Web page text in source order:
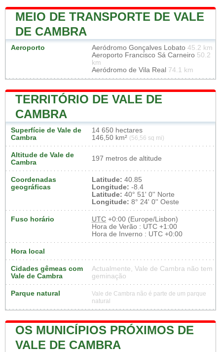
MEIO DE TRANSPORTE DE VALE
DE CAMBRA
Aeroporto Aeródromo Gonçalves Lobato 45.2 km
Aeroporto Francisco Sá Carneiro 50.2
km
Aeródromo de Vila Real 74.1 km
TERRITÓRIO DE VALE DE
CAMBRA
Superfície de Vale de
Cambra
14 650 hectares
146,50 km² (56,56 sq mi)
Altitude de Vale de
Cambra
197 metros de altitude
Coordenadas
geográficas
Latitude: 40.85
Longitude: -8.4
Latitude: 40° 51' 0'' Norte
Longitude: 8° 24' 0'' Oeste
Fuso horário UTC +0:00 (Europe/Lisbon)
Hora de Verão : UTC +1:00
Hora de Inverno : UTC +0:00
Hora local
Cidades gêmeas com
Vale de Cambra
Actualmente, Vale de Cambra não tem
geminação
Parque natural
Vale de Cambra não é parte de um parque
natural
OS MUNICÍPIOS PRÓXIMOS DE
VALE DE CAMBRA